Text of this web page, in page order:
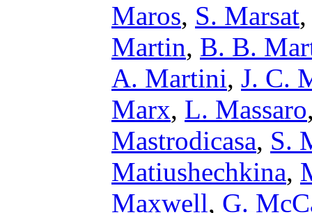
Maros, S. Marsat
Martin, B. B.
A. Martini, J. C.
Marx, L. Massaro
Mastrodicasa, S.
Matiushechkina,
Maxwell, G.